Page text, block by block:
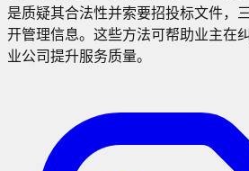
是质疑其合法性并索要招投标文件，
开管理信息。这些方法可帮助业主在
业公司提升服务质量。